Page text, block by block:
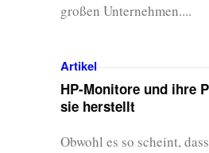
großen Unternehmen....
Artikel
HP-Monitore und ihre
sie herstellt
Obwohl es so scheint,